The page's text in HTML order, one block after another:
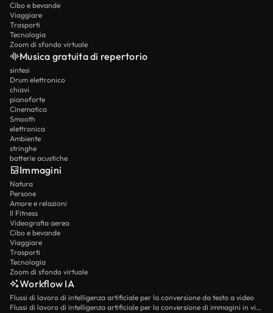
Cibo e bevande
Viaggiare
Trasporti
Tecnologia
Zoom di sfondo virtuale
Musica gratuita di repertorio
sintesi
Drum elettronico
chiavi
pianoforte
Cinematica
Smooth
elettronica
Ambiente
stringhe
batterie acustiche
Immagini
Natura
Persone
Amore e relazioni
Il Fitness
Videografia aerea
Cibo e bevande
Viaggiare
Trasporti
Tecnologia
Zoom di sfondo virtuale
Workflow IA
Flussi di lavoro di intelligenza artificiale per la conversione da testo a video
Flussi di lavoro di intelligenza artificiale per la conversione di immagini in video